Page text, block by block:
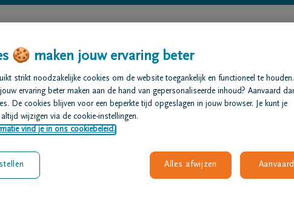
We
regelen Overlijdensberichten Ons uitvaartcentrum
🍪 maken jouw ervaring beter
strikt noodzakelijke cookies om de website toegankelijk en functioneel te houden.
ervaring beter maken aan de hand van gepersonaliseerde inhoud? Aanvaard
De cookies blijven voor een beperkte tijd opgeslagen in jouw browser. Je kunt je
wijzigen via de cookie-instellingen.
vind je in ons cookiebeleid.
Alles afwijzen